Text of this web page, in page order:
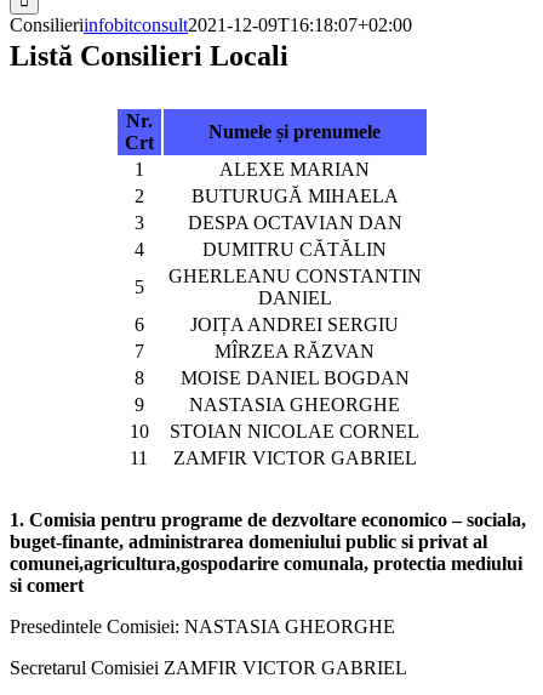
Consilieriinfobitconsult2021-12-09T16:18:07+02:00
Listă Consilieri Locali
Nr.
Crt
Numele și prenumele
1
ALEXE MARIAN
2
BUTURUGĂ MIHAELA
3
DESPA OCTAVIAN DAN
4
DUMITRU CĂTĂLIN
5
GHERLEANU CONSTANTIN
DANIEL
6
JOIȚA ANDREI SERGIU
7
MÎRZEA RĂZVAN
8
MOISE DANIEL BOGDAN
9
NASTASIA GHEORGHE
10
STOIAN NICOLAE CORNEL
11
ZAMFIR VICTOR GABRIEL
1. Comisia pentru programe de dezvoltare economico – sociala,
buget-finante, administrarea domeniului public si privat al
comunei,agricultura,gospodarire comunala, protectia mediului
si comert
Presedintele Comisiei: NASTASIA GHEORGHE
Secretarul Comisiei ZAMFIR VICTOR GABRIEL